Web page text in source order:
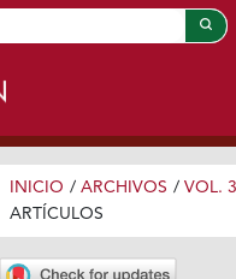
INICIO / ARCHIVOS / VOL.
ARTÍCULOS